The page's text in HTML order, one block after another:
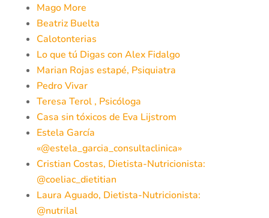
Mago More
Beatriz Buelta
Calotonterias
Lo que tú Digas con Alex Fidalgo
Marian Rojas estapé, Psiquiatra
Pedro Vivar
Teresa Terol , Psicóloga
Casa sin tóxicos de Eva Lijstrom
Estela García
«@estela_garcia_consultaclinica»
Cristian Costas, Dietista-Nutricionista:
@coeliac_dietitian
Laura Aguado, Dietista-Nutricionista:
@nutrilal